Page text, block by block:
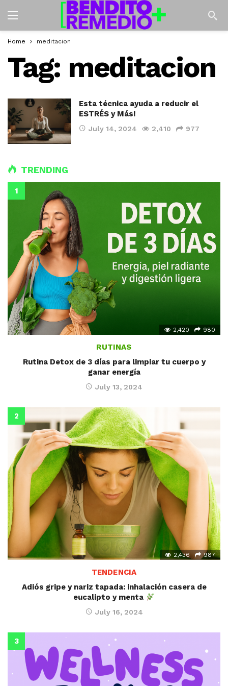
Home meditacion
Tag: meditacion
Esta técnica ayuda a reducir el
ESTRÉS y Más!
July 14, 2024 2,410 977
TRENDING
2,420 980
RUTINAS
Rutina Detox de 3 días para limpiar tu cuerpo y
ganar energía
July 13, 2024
2,436 987
TENDENCIA
Adiós gripe y nariz tapada: inhalación casera de
eucalipto y menta
July 16, 2024